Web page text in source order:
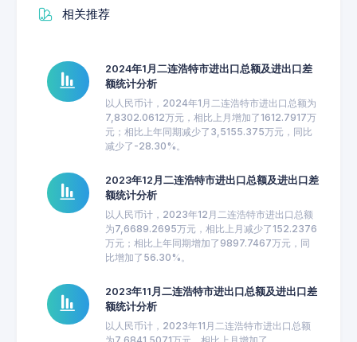
相关推荐
2024年1月二连浩特市进出口总额及进出口差
额统计分析
以人民币计，2024年1月二连浩特市进出口总额为
7,8302.0612万元，相比上月增加了1612.7917万
元；相比上年同期减少了3,5155.375万元，同比
减少了-28.30%。
2023年12月二连浩特市进出口总额及进出口差
额统计分析
以人民币计，2023年12月二连浩特市进出口总额
为7,6689.2695万元，相比上月减少了152.2376
万元；相比上年同期增加了9897.7467万元，同
比增加了56.30%。
2023年11月二连浩特市进出口总额及进出口差
额统计分析
以人民币计，2023年11月二连浩特市进出口总额